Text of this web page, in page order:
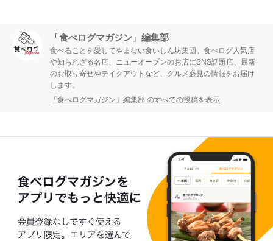
「食べログマガジン」編集部
食べることを愛してやまない食いしん坊集団。食べログ人気店
や知られざる名店、ニューオープンのお店にSNS話題店、最新
のお取り寄せやテイクアウトなど、グルメ必見の情報をお届け
します。
「食べログマガジン」編集部 のすべての投稿を表示